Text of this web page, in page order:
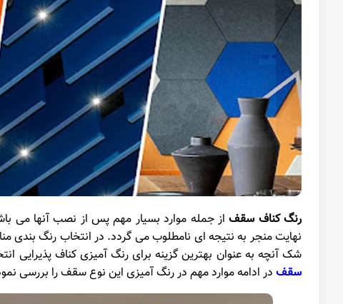
رنگ کناف سقف از جمله موارد بسیار مهم پس از نصب آنها می
نهایت منجر به نتیجه ای نامطلوب می گردد. در انتخاب رنگ
شک آنچه به عنوان بهترین گزینه برای رنگ آمیزی کناف پذیرایی
سقفدر ادامه موارد مهم در رنگ آمیزی این نوع سقف را بررسی